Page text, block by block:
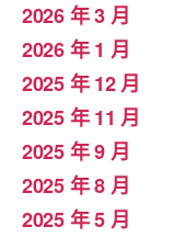
2026 年 3 月
2026 年 1 月
2025 年 12 月
2025 年 11 月
2025 年 9 月
2025 年 8 月
2025 年 5 月